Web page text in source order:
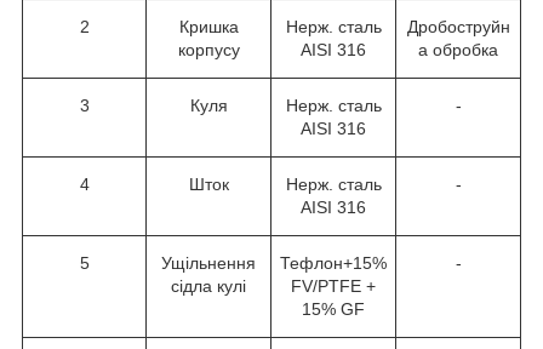
2
Кришка
корпусу
Нерж. сталь
AISI 316
Дробоструйн
а обробка
3 Куля
Нерж. сталь
AISI 316
-
4 Шток
Нерж. сталь
AISI 316
-
5
Ущільнення
сідла кулі
Тефлон+15%
FV/PTFE +
15% GF
-